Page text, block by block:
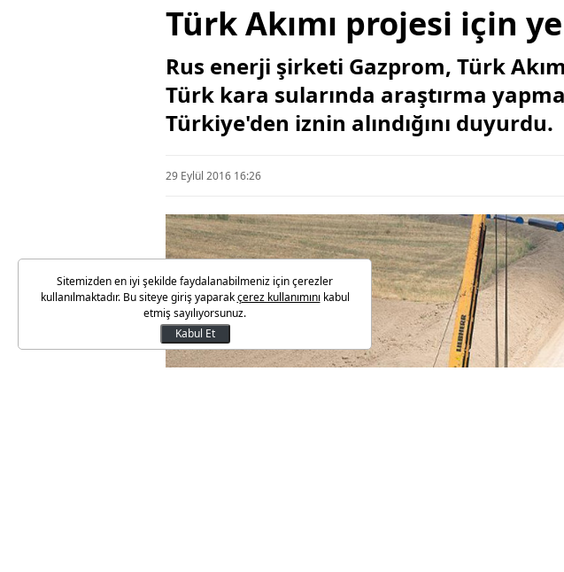
Türk Akımı projesi için
Rus enerji şirketi Gazprom, Türk
Türk kara sularında araştırma
Türkiye'den iznin alındığını duyurdu.
29 Eylül 2016 16:26
Sitemizden en iyi şekilde faydalanabilmeniz için çerezler
kullanılmaktadır. Bu siteye giriş yaparakçerez kullanımını kabul
etmiş sayılıyorsunuz.
Kabul Et